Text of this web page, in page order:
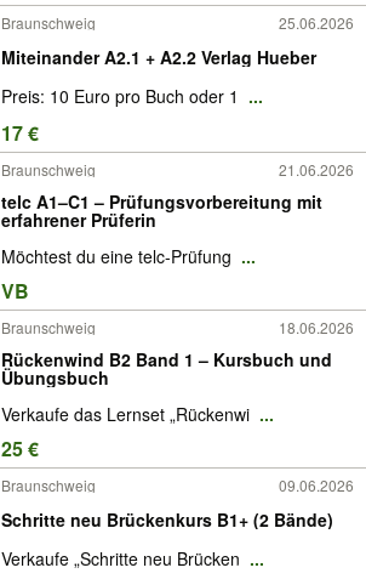
Braunschweig 25.06.2026
Miteinander A2.1 + A2.2 Verlag Hueber
Preis: 10 Euro pro Buch oder 1 ...
17 €
Braunschweig 21.06.2026
telc A1–C1 – Prüfungsvorbereitung mit
erfahrener Prüferin
Möchtest du eine telc-Prüfung ...
VB
Braunschweig 18.06.2026
Rückenwind B2 Band 1 – Kursbuch und
Übungsbuch
Verkaufe das Lernset „Rückenwi ...
25 €
Braunschweig 09.06.2026
Schritte neu Brückenkurs B1+ (2 Bände)
Verkaufe „Schritte neu Brücken ...